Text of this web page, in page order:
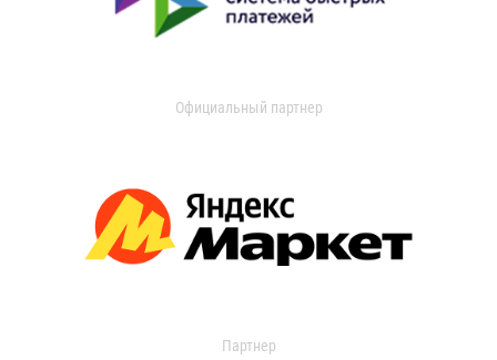
Официальный партнер
Партнер